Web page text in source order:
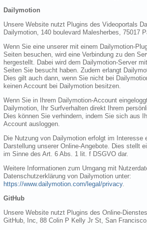
Dailymotion
Unsere Website nutzt Plugins des Videoportals
Dailymotion, 140 boulevard Malesherbes, 75017
Wenn Sie eine unserer mit einem Dailymotion-
Seiten besuchen, wird eine Verbindung zu den
hergestellt. Dabei wird dem Dailymotion-Server
Seiten Sie besucht haben. Zudem erlangt
Dies gilt auch dann, wenn Sie nicht bei
keinen Account bei Dailymotion besitzen.
Wenn Sie in Ihrem Dailymotion-Account
Dailymotion, Ihr Surfverhalten direkt Ihrem
Dies können Sie verhindern, indem Sie sich aus
Account ausloggen.
Die Nutzung von Dailymotion erfolgt im Interesse
Darstellung unserer Online-Angebote. Dies stellt
im Sinne des Art. 6 Abs. 1 lit. f DSGVO dar.
Weitere Informationen zum Umgang mit
Datenschutzerklärung von Dailymotion unter:
https://www.dailymotion.com/legal/privacy.
GitHub
Unsere Website nutzt Plugins des Online-
GitHub, Inc, 88 Colin P Kelly Jr St, San